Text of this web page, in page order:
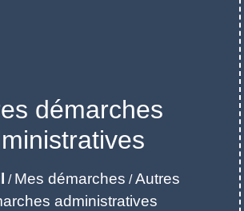
démarches
/ Mes démarches /Autres
administratives